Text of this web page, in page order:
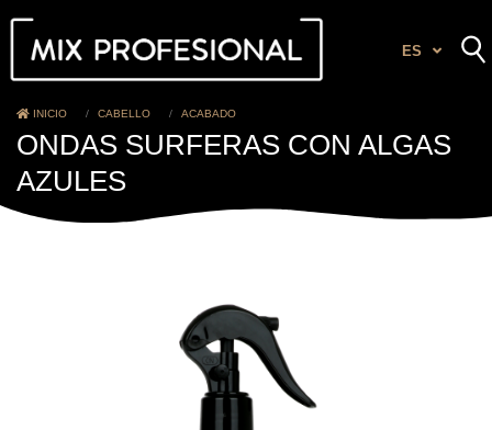
ES
ONDAS SURFERAS CON ALGAS
AZULES
INICIO CABELLO ACABADO